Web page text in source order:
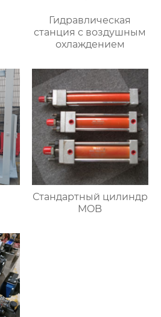
Гидравлическая
станция с воздушным
охлаждением
Стандартный цилиндр
MOB